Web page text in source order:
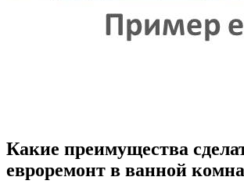
Какие преимущества
евроремонт в ванной